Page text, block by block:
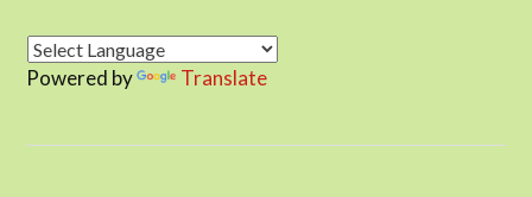
Powered by Translate